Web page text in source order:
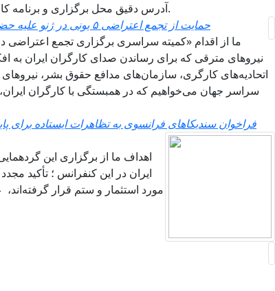
آدرس دقیق محل برگزاری و برنامه کامل مراسم حداکثر روز ۲۱ ژوئن به اطلاع عموم خواهد رسید.
حمایت از تجمع اعتراضی ۵ یونی در ژنو علیه حضور نمایندگان حکومت اسلامی در اجلاس سازمان جهانی کار
ما از اقدام «کمیته سراسری برگزاری تجمع اعتراضی در
نیروهای مترقی که برای رساندن صدای کارگران ایران به
اتحادیه‌های کارگری، سازمان‌های مدافع حقوق بشر،
سراسر جهان می‌خواهیم که در همبستگی با کارگران
فراخوان سندیکاهای فرانسوی به تظاهرات ایستاده برای
اهداف ما از برگزاری این
ایران در این کنفرانس ؛ تأکید
مورد استثمار و ستم قرار